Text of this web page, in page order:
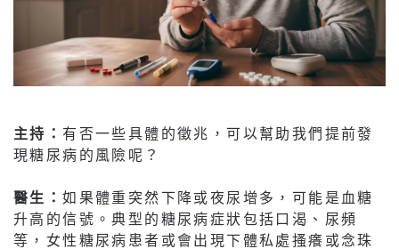
主持：有否一些具體的徵兆，可以幫助我們提前發
現糖尿病的風險呢？
醫生：如果體重突然下降或夜尿增多，可能是血糖
升高的信號。典型的糖尿病症狀包括口渴、尿頻
等，女性糖尿病患者或會出現下體私處搔癢或念珠